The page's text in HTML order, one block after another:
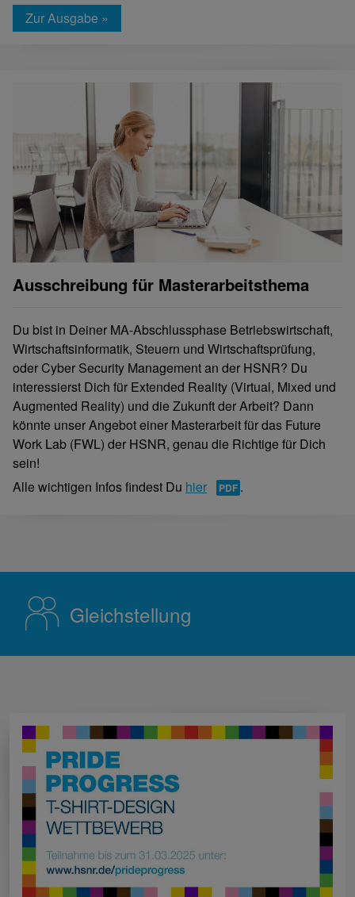
Zur Ausgabe »
Ausschreibung für Masterarbeitsthema
Du bist in Deiner MA-Abschlussphase Betriebswirtschaft,
Wirtschaftsinformatik, Steuern und Wirtschaftsprüfung,
oder Cyber Security Management an der HSNR? Du
interessierst Dich für Extended Reality (Virtual, Mixed und
Augmented Reality) und die Zukunft der Arbeit? Dann
könnte unser Angebot einer Masterarbeit für das Future
Work Lab (FWL) der HSNR, genau die Richtige für Dich
sein!
Alle wichtigen Infos findest Du hier .
Gleichstellung